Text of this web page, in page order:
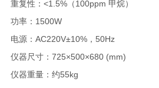
重复性：<1.5%（100ppm 甲烷）
功率：1500W
电源：AC220V±10%，50Hz
仪器尺寸：725×500×680 (mm)
仪器重量：约55kg